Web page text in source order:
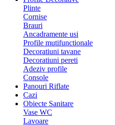
Plinte
Cornise
Brauri
Ancadramente usi
Profile mutifunctionale
Decoratiuni tavane
Decoratiuni pereti
Adeziv profile
Console
Panouri Riflate
Cazi
Obiecte Sanitare
Vase WC
Lavoare